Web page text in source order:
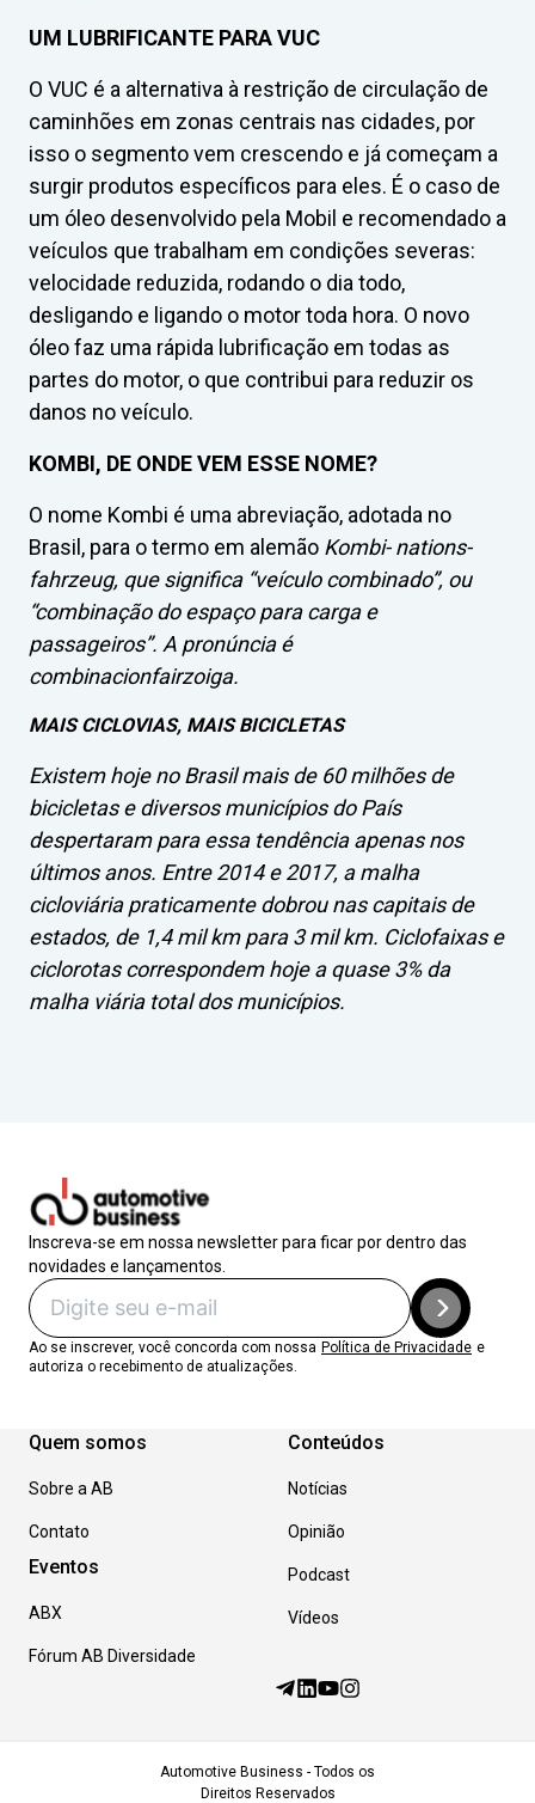
UM LUBRIFICANTE PARA VUC
O VUC é a alternativa à restrição de circulação de
caminhões em zonas centrais nas cidades, por
isso o segmento vem crescendo e já começam a
surgir produtos específicos para eles. É o caso de
um óleo desenvolvido pela Mobil e recomendado a
veículos que trabalham em condições severas:
velocidade reduzida, rodando o dia todo,
desligando e ligando o motor toda hora. O novo
óleo faz uma rápida lubrificação em todas as
partes do motor, o que contribui para reduzir os
danos no veículo.
KOMBI, DE ONDE VEM ESSE NOME?
O nome Kombi é uma abreviação, adotada no
Brasil, para o termo em alemão Kombi- nations-
fahrzeug, que significa “veículo combinado”, ou
“combinação do espaço para carga e
passageiros”. A pronúncia é
combinacionfairzoiga.
MAIS CICLOVIAS, MAIS BICICLETAS
Existem hoje no Brasil mais de 60 milhões de
bicicletas e diversos municípios do País
despertaram para essa tendência apenas nos
últimos anos. Entre 2014 e 2017, a malha
cicloviária praticamente dobrou nas capitais de
estados, de 1,4 mil km para 3 mil km. Ciclofaixas e
ciclorotas correspondem hoje a quase 3% da
malha viária total dos municípios.
Inscreva-se em nossa newsletter para ficar por dentro das
novidades e lançamentos.
Ao se inscrever, você concorda com nossa Política de Privacidade e
autoriza o recebimento de atualizações.
Quem somos
Sobre a AB
Contato
Eventos
ABX
Fórum AB Diversidade
Conteúdos
Notícias
Opinião
Podcast
Vídeos
Automotive Business - Todos os
Direitos Reservados